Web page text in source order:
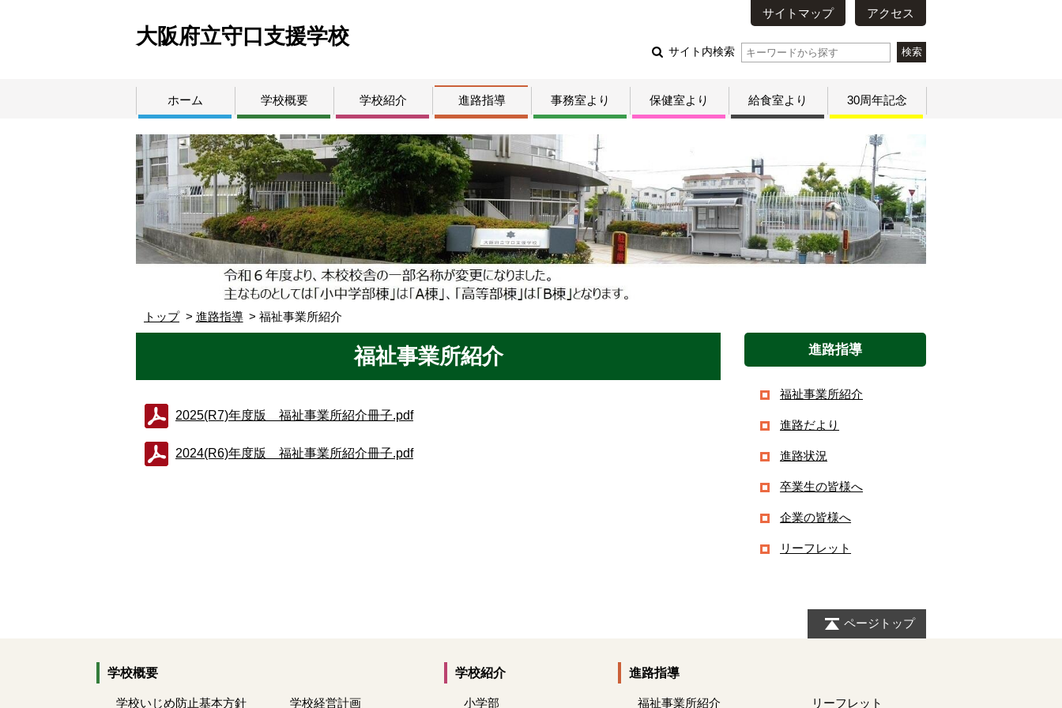
大阪府立守口支援学校
サイトマップ アクセス
サイト内検索
ホーム 学校概要 学校紹介 進路指導 事務室より 保健室より 給食室より 30周年記念
トップ 進路指導 福祉事業所紹介
福祉事業所紹介
2025(R7)年度版 福祉事業所紹介冊子.pdf
2024(R6)年度版 福祉事業所紹介冊子.pdf
進路指導
福祉事業所紹介
進路だより
進路状況
卒業生の皆様へ
企業の皆様へ
リーフレット
ページトップ
学校概要
学校いじめ防止基本方針
学校経営計画
学校紹介
小学部
進路指導
福祉事業所紹介
リーフレット